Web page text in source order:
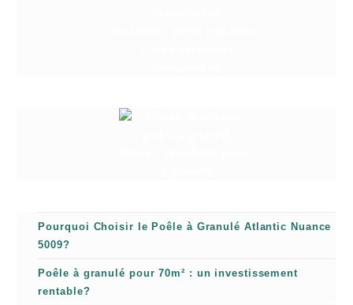
Pourquoi Choisir le Poêle à Granulé Atlantic Nuance
5009?
Poêle à granulé pour 70m² : un investissement
rentable?